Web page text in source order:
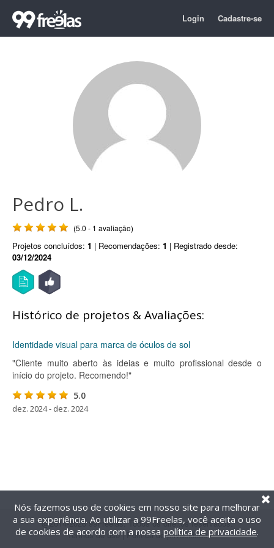
Login Cadastre-se
Pedro L.
(5.0 - 1 avaliação)
Projetos concluídos: 1 | Recomendações: 1 | Registrado desde:
03/12/2024
Histórico de projetos & Avaliações:
Identidade visual para marca de óculos de sol
"Cliente muito aberto às ideias e muito profissional desde o
início do projeto. Recomendo!"
5.0
dez. 2024 - dez. 2024
@2014-2026 99Freelas. Todos os direitos reservados.
Termos de uso| Política de privacidade
Nós fazemos uso de cookies em nosso site para melhorar
a sua experiência. Ao utilizar a 99Freelas, você aceita o uso
de cookies de acordo com a nossa política de privacidade.